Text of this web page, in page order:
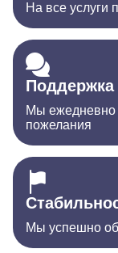
На все услуги
Поддержка
Мы ежедневно
пожелания
Мы успешно